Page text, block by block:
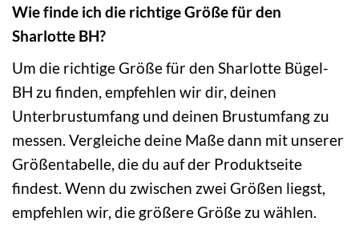
Wie finde ich die richtige Größe für den
Sharlotte BH?
Um die richtige Größe für den Sharlotte Bügel-
BH zu finden, empfehlen wir dir, deinen
Unterbrustumfang und deinen Brustumfang zu
messen. Vergleiche deine Maße dann mit unserer
Größentabelle, die du auf der Produktseite
findest. Wenn du zwischen zwei Größen liegst,
empfehlen wir, die größere Größe zu wählen.